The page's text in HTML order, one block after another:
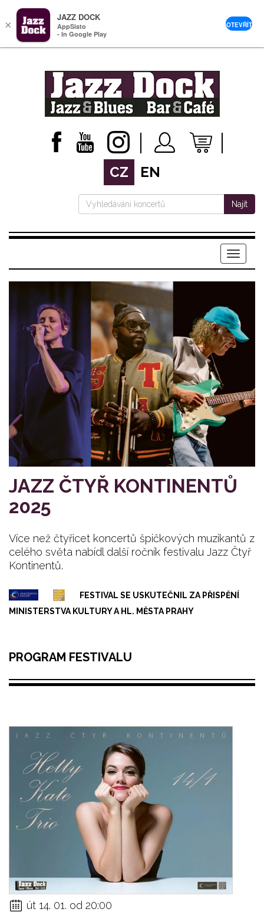
CZ EN
Najít
Menu
JAZZ ČTYŘ KONTINENTŮ
2025
Více než čtyřicet koncertů špičkových muzikantů z
celého světa nabídl další ročník festivalu Jazz Čtyř
Kontinentů.
FESTIVAL SE USKUTEČNIL ZA PŘISPĚNÍ
MINISTERSTVA KULTURY A HL. MĚSTA PRAHY
PROGRAM FESTIVALU
út 14. 01. od 20:00
×
JAZZ DOCK
AppSisto
- In Google Play
OTEVŘÍT